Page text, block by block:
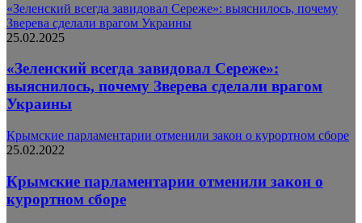
«Зеленский всегда завидовал Сереже»: выяснилось, почему
Зверева сделали врагом Украины
25.02.2025
«Зеленский всегда завидовал Сереже»:
выяснилось, почему Зверева сделали врагом
Украины
Крымские парламентарии отменили закон о курортном сборе
25.02.2022
Крымские парламентарии отменили закон о
курортном сборе